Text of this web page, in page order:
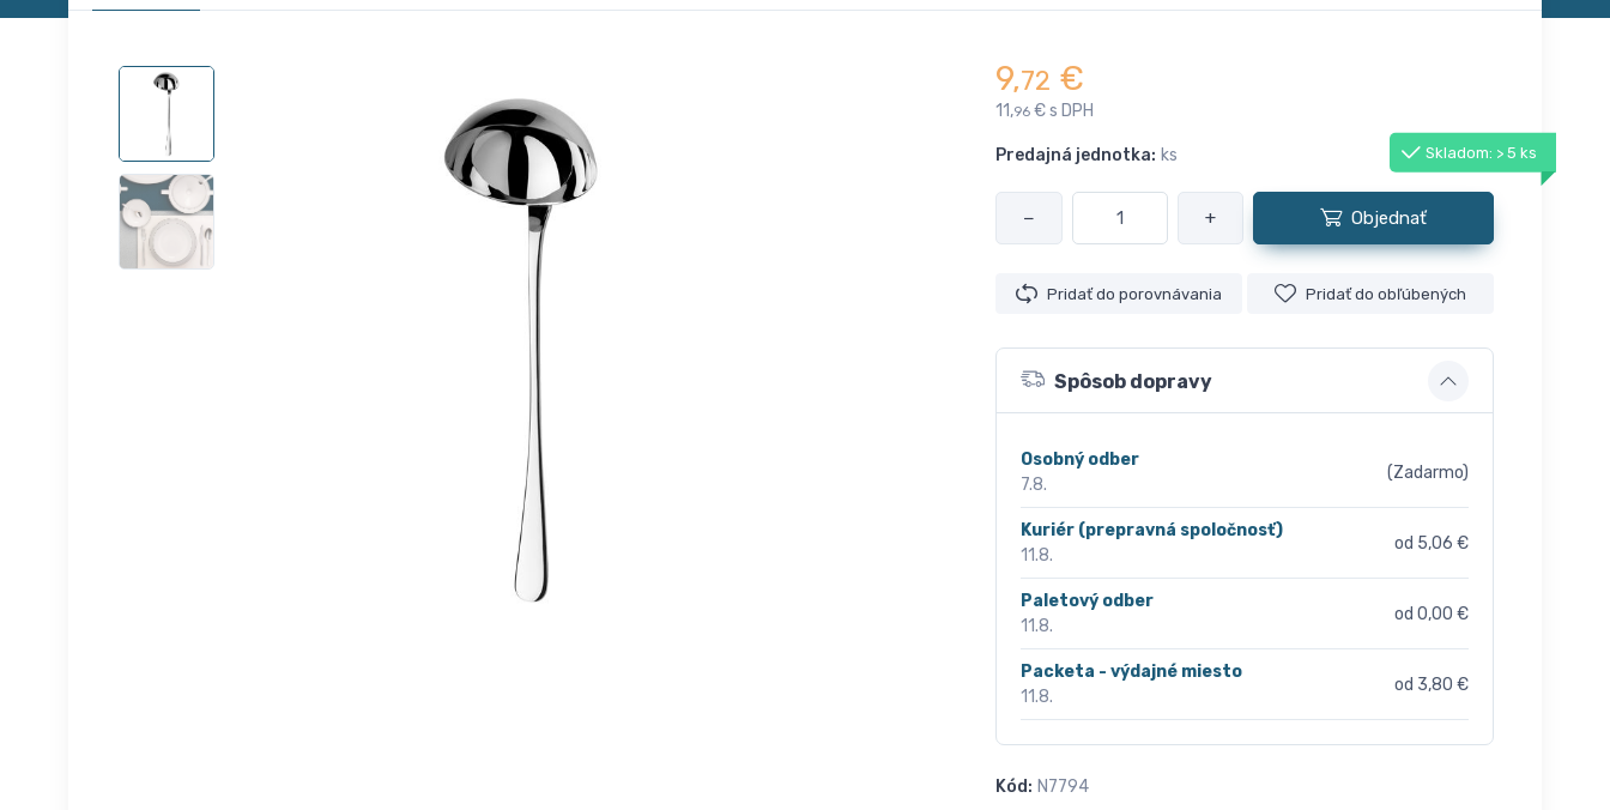
9,72 €
11,96 € s DPH
Predajná jednotka: ks Skladom: > 5 ks
− + Objednať
Pridať do porovnávania Pridať do obľúbených
Spôsob dopravy
Osobný odber
7.8.
(Zadarmo)
Kuriér (prepravná spoločnosť)
11.8.
od 5,06 €
Paletový odber
11.8.
od 0,00 €
Packeta - výdajné miesto
11.8.
od 3,80 €
Kód: N7794